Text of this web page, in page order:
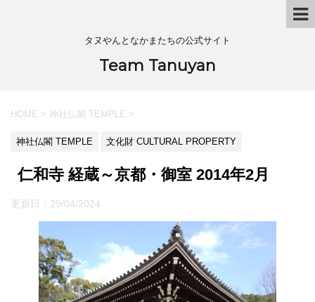
タヌやんとなかまたちの公式サイト
Team Tanuyan
HOME > 神社仏閣 TEMPLE >
神社仏閣 TEMPLE 文化財 CULTURAL PROPERTY
仁和寺 経蔵～京都・御室 2014年2月
更新日： 29/04/2024